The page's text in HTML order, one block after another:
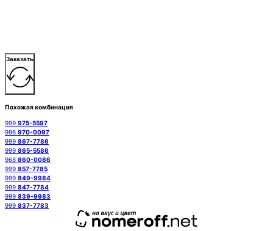
Заказать
Похожая комбинация
999 975-5597
996 970-0097
999 867-7786
999 865-5586
968 860-0086
999 857-7785
999 849-9984
999 847-7784
999 839-9983
999 837-7783